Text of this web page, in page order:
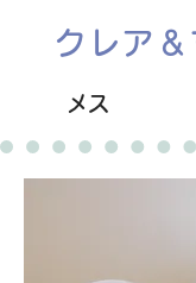
クレア
メス